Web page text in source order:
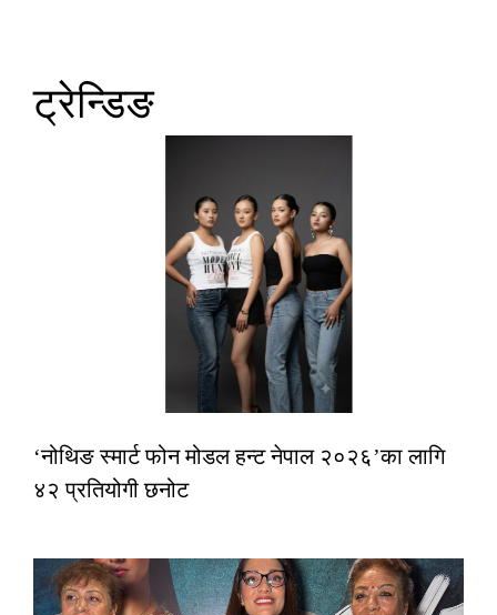
ट्रेन्डिङ
‘नोथिङ स्मार्ट फोन मोडल हन्ट नेपाल २०२६’का लागि
४२ प्रतियोगी छनोट